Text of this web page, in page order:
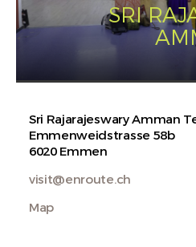
SRI
Sri Rajarajeswary Amman
Emmenweidstrasse 58b
6020 Emmen
visit@enroute.ch
Map